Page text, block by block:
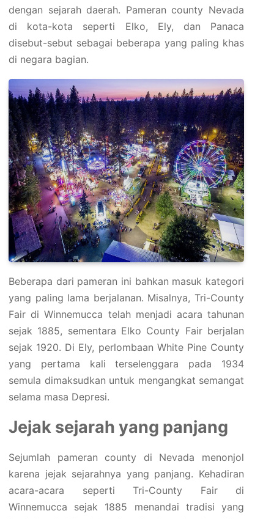
dengan sejarah daerah. Pameran county Nevada
di kota-kota seperti Elko, Ely, dan Panaca
disebut-sebut sebagai beberapa yang paling khas
di negara bagian.
Beberapa dari pameran ini bahkan masuk kategori
yang paling lama berjalanan. Misalnya, Tri-County
Fair di Winnemucca telah menjadi acara tahunan
sejak 1885, sementara Elko County Fair berjalan
sejak 1920. Di Ely, perlombaan White Pine County
yang pertama kali terselenggara pada 1934
semula dimaksudkan untuk mengangkat semangat
selama masa Depresi.
Jejak sejarah yang panjang
Sejumlah pameran county di Nevada menonjol
karena jejak sejarahnya yang panjang. Kehadiran
acara-acara seperti Tri-County Fair di
Winnemucca sejak 1885 menandai tradisi yang